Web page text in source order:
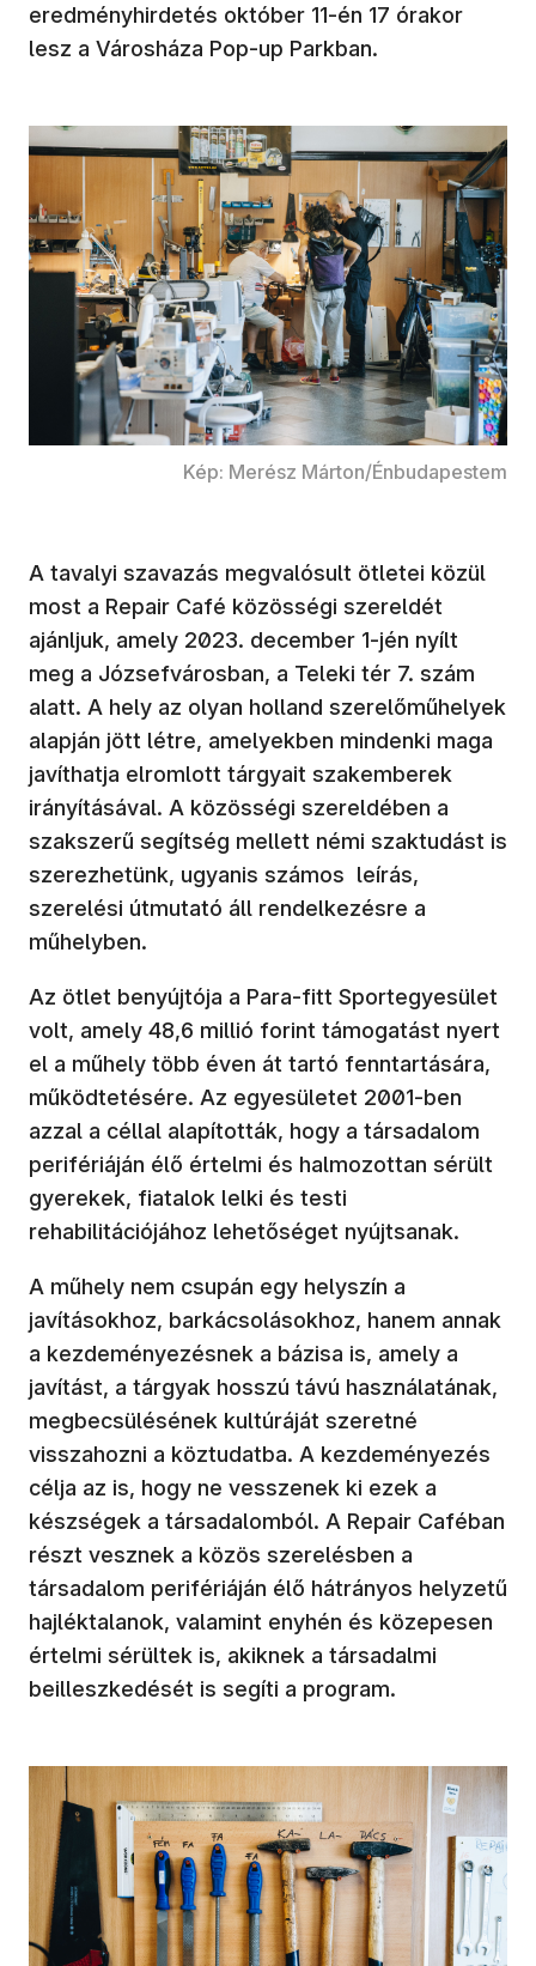
eredményhirdetés október 11-én 17 órakor
lesz a Városháza Pop-up Parkban.
Kép: Merész Márton/Énbudapestem
A tavalyi szavazás megvalósult ötletei közül
most a Repair Café közösségi szereldét
ajánljuk, amely 2023. december 1-jén nyílt
meg a Józsefvárosban, a Teleki tér 7. szám
alatt. A hely az olyan holland szerelőműhelyek
alapján jött létre, amelyekben mindenki maga
javíthatja elromlott tárgyait szakemberek
irányításával. A közösségi szereldében a
szakszerű segítség mellett némi szaktudást is
szerezhetünk, ugyanis számos leírás,
szerelési útmutató áll rendelkezésre a
műhelyben.
Az ötlet benyújtója a Para-fitt Sportegyesület
volt, amely 48,6 millió forint támogatást nyert
el a műhely több éven át tartó fenntartására,
működtetésére. Az egyesületet 2001-ben
azzal a céllal alapították, hogy a társadalom
perifériáján élő értelmi és halmozottan sérült
gyerekek, fiatalok lelki és testi
rehabilitációjához lehetőséget nyújtsanak.
A műhely nem csupán egy helyszín a
javításokhoz, barkácsolásokhoz, hanem annak
a kezdeményezésnek a bázisa is, amely a
javítást, a tárgyak hosszú távú használatának,
megbecsülésének kultúráját szeretné
visszahozni a köztudatba. A kezdeményezés
célja az is, hogy ne vesszenek ki ezek a
készségek a társadalomból. A Repair Caféban
részt vesznek a közös szerelésben a
társadalom perifériáján élő hátrányos helyzetű
hajléktalanok, valamint enyhén és közepesen
értelmi sérültek is, akiknek a társadalmi
beilleszkedését is segíti a program.